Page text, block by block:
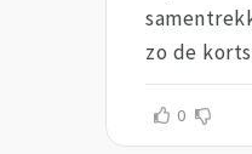
zo de
0